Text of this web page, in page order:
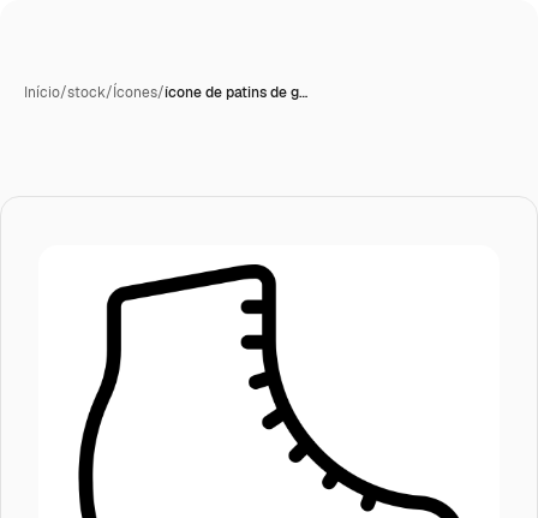
Início/stock/Ícones/ícone de patins de g…